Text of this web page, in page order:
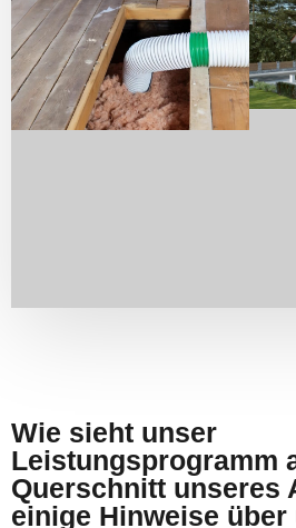
Wie sieht unser
Leistungsprogramm
Querschnitt unseres
einige Hinweise über